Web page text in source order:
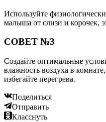
Используйте
малыша от слизи и корочек,
СОВЕТ №3
Создайте оптимальные
влажность воздуха в
избегайте перегрева.
Поделиться
Отправить
Класснуть